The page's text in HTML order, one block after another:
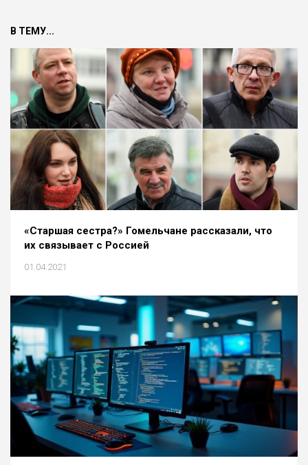
В ТЕМУ...
«Старшая сестра?» Гомельчане рассказали, что
их связывает с Россией
01.04.2021